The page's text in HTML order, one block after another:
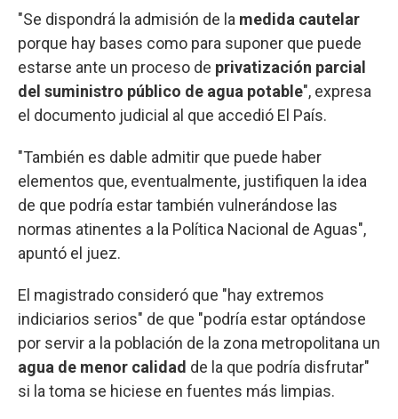
"Se dispondrá la admisión de la medida cautelar
porque hay bases como para suponer que puede
estarse ante un proceso de privatización parcial
del suministro público de agua potable", expresa
el documento judicial al que accedió El País.
"También es dable admitir que puede haber
elementos que, eventualmente, justifiquen la idea
de que podría estar también vulnerándose las
normas atinentes a la Política Nacional de Aguas",
apuntó el juez.
El magistrado consideró que "hay extremos
indiciarios serios" de que "podría estar optándose
por servir a la población de la zona metropolitana un
agua de menor calidad de la que podría disfrutar"
si la toma se hiciese en fuentes más limpias.